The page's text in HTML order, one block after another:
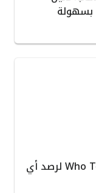
بسهولة
مراجعة تطبيق Who Touched My Phone لرصد أي